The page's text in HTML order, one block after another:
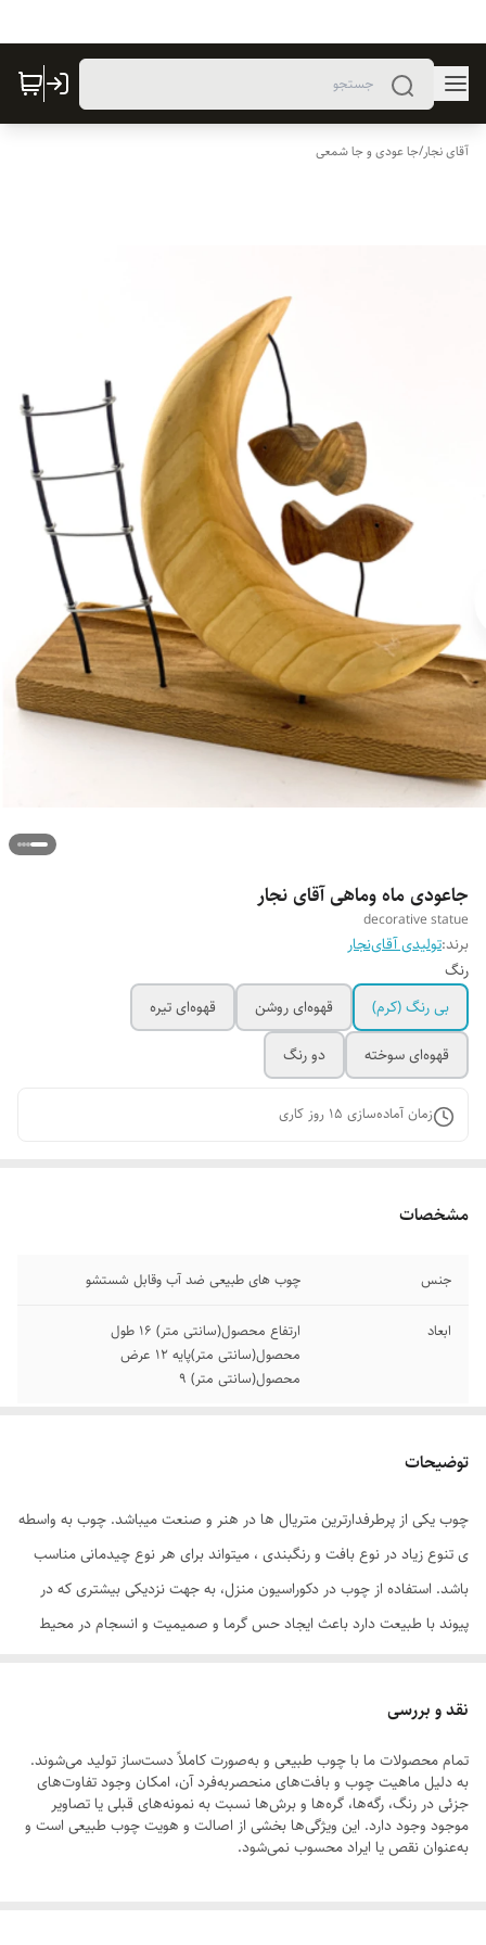
آقای نجار/جا عودی و جا شمعی
جاعودی ماه وماهی آقای نجار
decorative statue
برند:تولیدی آقای‌نجار
رنگ
بی رنگ‌ (کرم)
قهوه‌ای روشن
قهوه‌ای تیره
قهوه‌ای سوخته
دو رنگ
زمان آماده‌سازی 15 روز کاری
مشخصات
جنس چوب های طبیعی ضد آب وقابل شستشو
ابعاد
ارتفاع محصول(سانتی متر) 16 طول
محصول(سانتی متر)پایه 12 عرض
محصول(سانتی متر) 9
توضیحات
چوب یکی از پرطرفدارترین متریال ها در هنر و صنعت میباشد. چوب به واسطه
ی تنوع زیاد در نوع بافت و رنگبندی ، میتواند برای هر نوع چیدمانی مناسب
باشد. استفاده از چوب در دکوراسیون منزل، به جهت نزدیکی بیشتری که در
پیوند با طبیعت دارد باعث ایجاد حس گرما و صمیمیت و انسجام در محیط
حس بهتر و گردش دید بهتر در فضا شود.امروزه مجسمه های چوبی دستساز
به یکی از پرطرفدارترین محصولات برای چیدمان در طبقات و قفسه ها تبدیل
شده اند. هر یک از مجسمه های موجود در سایت و فروشگاه ایندوتا داستان
زیبایی دارند که هویت آنها را از دیگری متمایز میکند.المانهای چوبی دستساز
نقد و بررسی
تمام محصولات ما با چوب طبیعی و به‌صورت کاملاً دست‌ساز تولید می‌شوند.
به دلیل ماهیت چوب و بافت‌های منحصر‌به‌فرد آن، امکان وجود تفاوت‌های
جزئی در رنگ، رگه‌ها، گره‌ها و برش‌ها نسبت به نمونه‌های قبلی یا تصاویر
موجود وجود دارد. این ویژگی‌ها بخشی از اصالت و هویت چوب طبیعی است و
به‌عنوان نقص یا ایراد محسوب نمی‌شود.